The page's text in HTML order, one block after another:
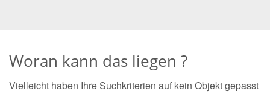
Woran kann das liegen ?
Vielleicht haben Ihre Suchkriterien auf kein Objekt gepasst